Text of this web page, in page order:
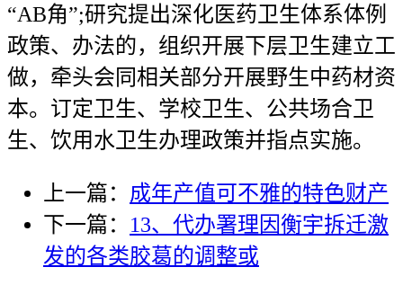
“AB角”;研究提出深化医药卫生体系体例
政策、办法的，组织开展下层卫生建立工
做，牵头会同相关部分开展野生中药材资
本。订定卫生、学校卫生、公共场合卫
生、饮用水卫生办理政策并指点实施。
上一篇： 成年产值可不雅的特色财产
下一篇： 13、代办署理因衡宇拆迁激
发的各类胶葛的调整或